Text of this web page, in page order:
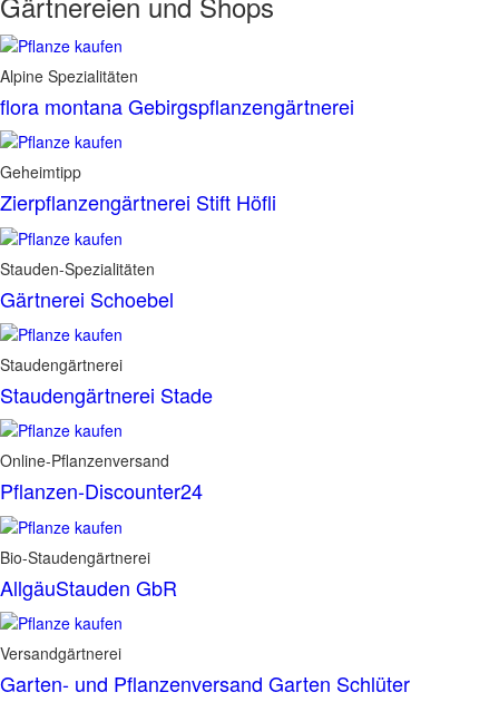
Alpine Spezialitäten
flora montana Gebirgspflanzengärtnerei
Geheimtipp
Zierpflanzengärtnerei Stift Höfli
Stauden-Spezialitäten
Gärtnerei Schoebel
Staudengärtnerei
Staudengärtnerei Stade
Online-Pflanzenversand
Pflanzen-Discounter24
Bio-Staudengärtnerei
AllgäuStauden GbR
Versandgärtnerei
Garten- und Pflanzenversand Garten Schlüter